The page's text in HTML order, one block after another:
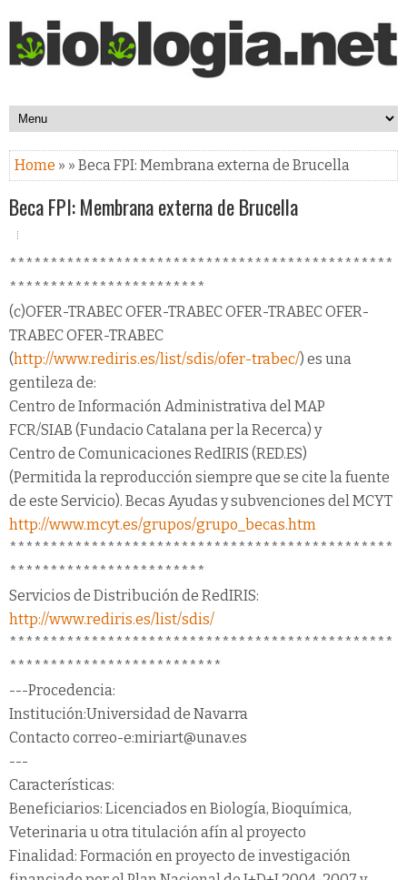
Home » » Beca FPI: Membrana externa de Brucella
Beca FPI: Membrana externa de Brucella
***********************************************
************************
(c)OFER-TRABEC OFER-TRABEC OFER-TRABEC OFER-
TRABEC OFER-TRABEC
(http://www.rediris.es/list/sdis/ofer-trabec/) es una
gentileza de:
Centro de Información Administrativa del MAP
FCR/SIAB (Fundacio Catalana per la Recerca) y
Centro de Comunicaciones RedIRIS (RED.ES)
(Permitida la reproducción siempre que se cite la fuente
de este Servicio). Becas Ayudas y subvenciones del MCYT
http://www.mcyt.es/grupos/grupo_becas.htm
***********************************************
************************
Servicios de Distribución de RedIRIS:
http://www.rediris.es/list/sdis/
***********************************************
**************************
---Procedencia:
Institución:Universidad de Navarra
Contacto correo-e:miriart@unav.es
---
Características:
Beneficiarios: Licenciados en Biología, Bioquímica,
Veterinaria u otra titulación afín al proyecto
Finalidad: Formación en proyecto de investigación